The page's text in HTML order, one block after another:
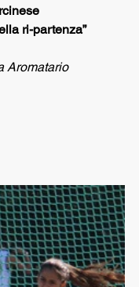
ri-partenza”
Aromatario